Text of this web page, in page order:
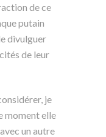
de ce
putain
divulguer
de leur
je
moment elle
un autre